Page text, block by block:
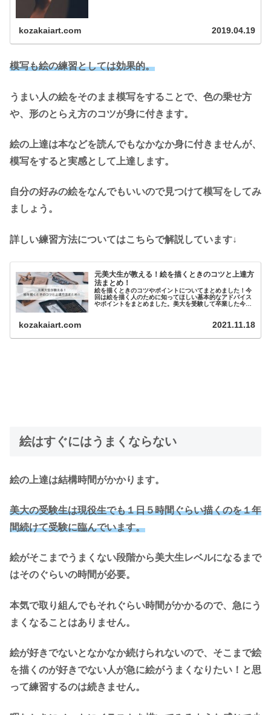
kozakaiart.com 2019.04.19
模写も絵の練習としては効果的。
うまい人の絵をそのまま模写をすることで、色の乗せ方
や、形のとらえ方のコツが身に付きます。
絵の上達は本などを読んでもなかなか身に付きませんが、
模写をすると実感として上達します。
自分の好みの絵をなんでもいいので見つけて模写をしてみ
ましょう。
詳しい練習方法についてはこちらで解説しています↓
元美大生が教える！絵を描くときのコツと上達方
法まとめ！
絵を描くときのコツやポイントについてまとめました！今
回は絵を描く人のために知ってほしい基本的なアドバイス
やポイントをまとめました。美大を受験して卒業した今も
kozakaiart.com 2021.11.18
絵はすぐにはうまくならない
絵の上達は結構時間がかかります。
美大の受験生は現役生でも１日５時間ぐらい描くのを１年
間続けて受験に臨んでいます。
絵がそこまでうまくない段階から美大生レベルになるまで
はそのぐらいの時間が必要。
本気で取り組んでもそれぐらい時間がかかるので、急にう
まくなることはありません。
絵が好きでないとなかなか続けられないので、そこまで絵
を描くのが好きでない人が急に絵がうまくなりたい！と思
って練習するのは続きません。